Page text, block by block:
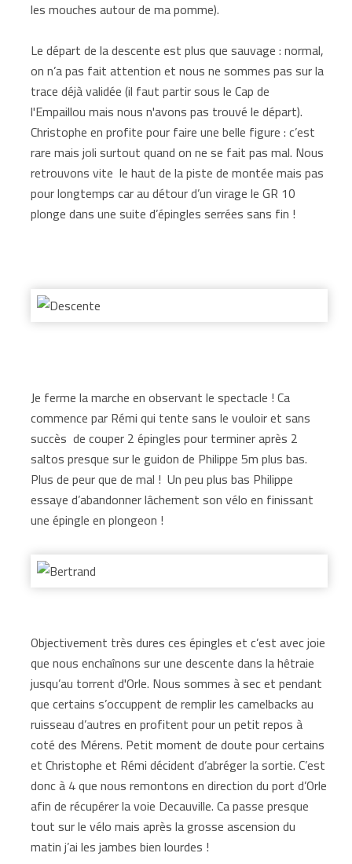
les mouches autour de ma pomme).
Le départ de la descente est plus que sauvage : normal,
on n’a pas fait attention et nous ne sommes pas sur la
trace déjà validée (il faut partir sous le Cap de
l'Empaillou mais nous n'avons pas trouvé le départ).
Christophe en profite pour faire une belle figure : c’est
rare mais joli surtout quand on ne se fait pas mal. Nous
retrouvons vite le haut de la piste de montée mais pas
pour longtemps car au détour d’un virage le GR 10
plonge dans une suite d’épingles serrées sans fin !
Je ferme la marche en observant le spectacle ! Ca
commence par Rémi qui tente sans le vouloir et sans
succès de couper 2 épingles pour terminer après 2
saltos presque sur le guidon de Philippe 5m plus bas.
Plus de peur que de mal ! Un peu plus bas Philippe
essaye d’abandonner lâchement son vélo en finissant
une épingle en plongeon !
Objectivement très dures ces épingles et c’est avec joie
que nous enchaînons sur une descente dans la hêtraie
jusqu’au torrent d'Orle. Nous sommes à sec et pendant
que certains s’occuppent de remplir les camelbacks au
ruisseau d’autres en profitent pour un petit repos à
coté des Mérens. Petit moment de doute pour certains
et Christophe et Rémi décident d’abréger la sortie. C’est
donc à 4 que nous remontons en direction du port d’Orle
afin de récupérer la voie Decauville. Ca passe presque
tout sur le vélo mais après la grosse ascension du
matin j’ai les jambes bien lourdes !